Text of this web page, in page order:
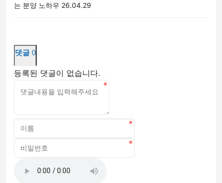
는 분양 노하우 26.04.29
댓글 0
등록된 댓글이 없습니다.